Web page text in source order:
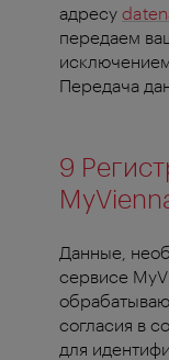
адресу
передаем
Передача
9
Данные,
сервисе
согласия в
для